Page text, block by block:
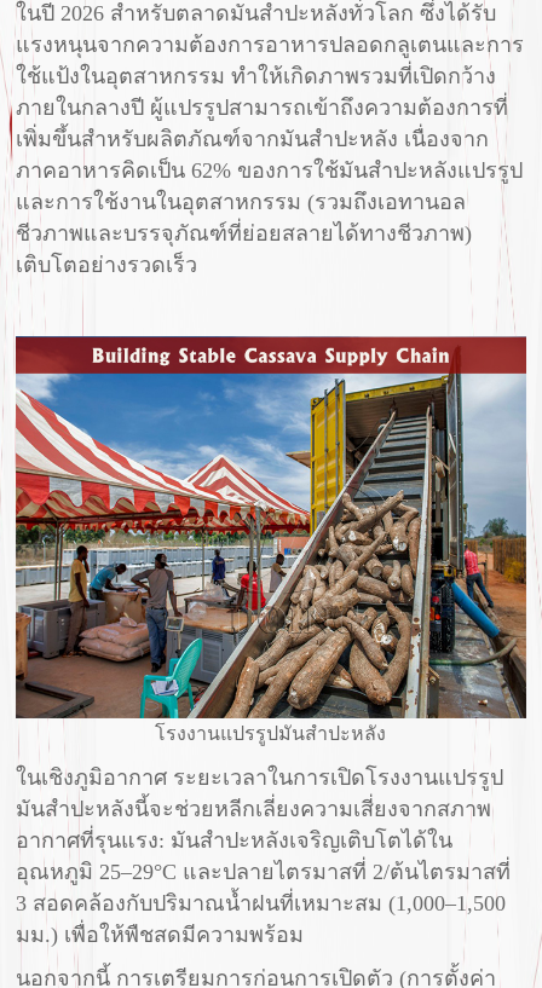
ในปี 2026 สำหรับตลาดมันสำปะหลังทั่วโลก ซึ่งได้รับ
แรงหนุนจากความต้องการอาหารปลอดกลูเตนและการ
ใช้แป้งในอุตสาหกรรม ทำให้เกิดภาพรวมที่เปิดกว้าง
ภายในกลางปี ​​ผู้แปรรูปสามารถเข้าถึงความต้องการที่
เพิ่มขึ้นสำหรับผลิตภัณฑ์จากมันสำปะหลัง เนื่องจาก
ภาคอาหารคิดเป็น 62% ของการใช้มันสำปะหลังแปรรูป
และการใช้งานในอุตสาหกรรม (รวมถึงเอทานอล
ชีวภาพและบรรจุภัณฑ์ที่ย่อยสลายได้ทางชีวภาพ)
เติบโตอย่างรวดเร็ว
โรงงานแปรรูปมันสำปะหลัง
ในเชิงภูมิอากาศ ระยะเวลาในการเปิดโรงงานแปรรูป
มันสำปะหลังนี้จะช่วยหลีกเลี่ยงความเสี่ยงจากสภาพ
อากาศที่รุนแรง: มันสำปะหลังเจริญเติบโตได้ใน
อุณหภูมิ 25–29°C และปลายไตรมาสที่ 2/ต้นไตรมาสที่
3 สอดคล้องกับปริมาณน้ำฝนที่เหมาะสม (1,000–1,500
มม.) เพื่อให้พืชสดมีความพร้อม
นอกจากนี้ การเตรียมการก่อนการเปิดตัว (การตั้งค่า